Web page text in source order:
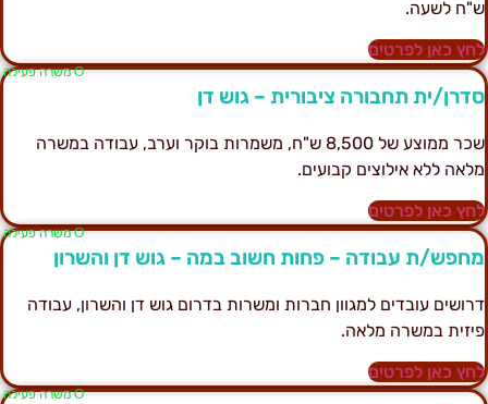
לשעה.
כאן לפרטים
Ο משרה פעילה
ית תחבורה ציבורית – גוש דן
שכר ממוצע של 8,500 ש"ח, משמרות בוקר וערב, עבודה במשרה
ללא אילוצים קבועים.
כאן לפרטים
Ο משרה פעילה
ת עבודה – פחות חשוב במה – גוש דן והשרון
עובדים למגוון חברות ומשרות בדרום גוש דן והשרון, עבודה
במשרה מלאה.
כאן לפרטים
Ο משרה פעילה